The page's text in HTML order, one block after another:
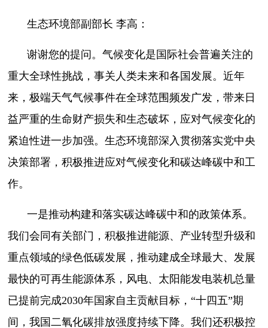
生态环境部副部长 李高：
谢谢您的提问。气候变化是国际社会普遍关注的
重大全球性挑战，事关人类未来和各国发展。近年
来，极端天气气候事件在全球范围频发广发，带来日
益严重的生命财产损失和生态破坏，应对气候变化的
紧迫性进一步加强。生态环境部深入贯彻落实党中央
决策部署，积极推进应对气候变化和碳达峰碳中和工
作。
一是推动构建和落实碳达峰碳中和的政策体系。
我们会同有关部门，积极推进能源、产业转型升级和
重点领域的绿色低碳发展，推动建成全球最大、发展
最快的可再生能源体系，风电、太阳能发电装机总量
已提前完成2030年国家自主贡献目标，“十四五”期
间，我国二氧化碳排放强度持续下降。我们还积极控